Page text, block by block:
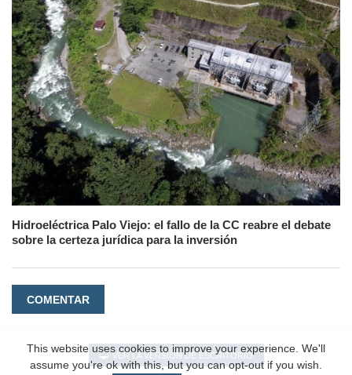
Hidroeléctrica Palo Viejo: el fallo de la CC reabre el debate
sobre la certeza jurídica para la inversión
COMENTAR
VER LA VERSIÓN DE ESCRITORIO
This website uses cookies to improve your experience. We'll
assume you're ok with this, but you can opt-out if you wish.